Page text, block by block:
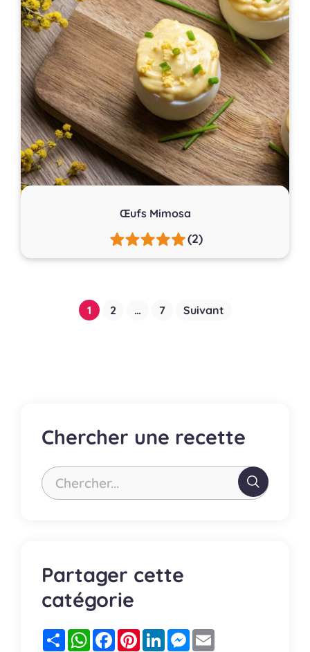
Œufs Mimosa
(2)
Pagination
1 2 … 7 Suivant
Chercher une recette
Chercher...
Partager cette
catégorie
PartagerWhatsApp
FacebookPinterestLinkedInMessenger